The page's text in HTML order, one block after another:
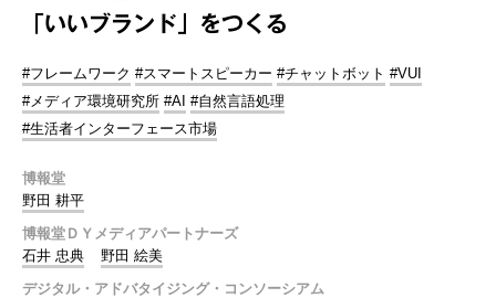
「いいブランド」をつくる
#フレームワーク #スマートスピーカー #チャットボット #VUI
#メディア環境研究所 #AI #自然言語処理
#生活者インターフェース市場
博報堂
野田 耕平
博報堂ＤＹメディアパートナーズ
石井 忠典
野田 絵美
デジタル・アドバタイジング・コンソーシアム